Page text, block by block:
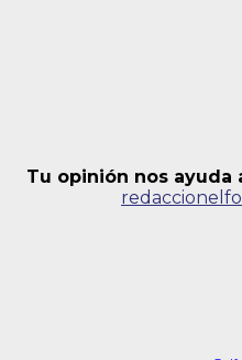
Tu opinión nos ayuda